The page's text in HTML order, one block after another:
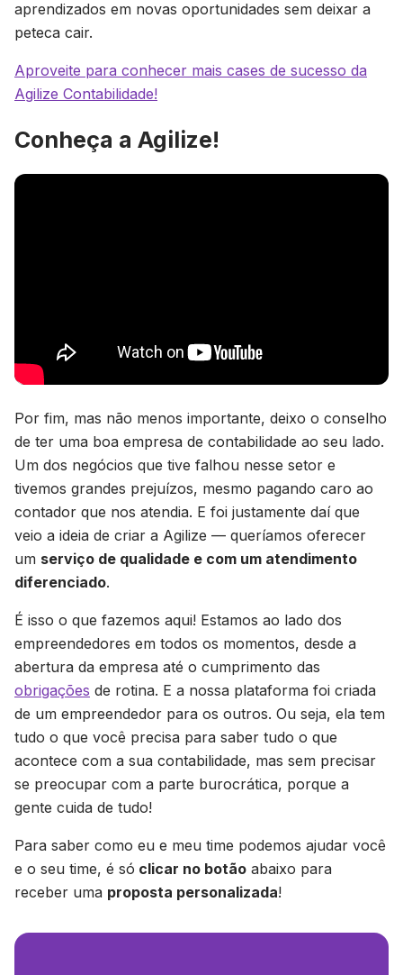
aprendizados em novas oportunidades sem deixar a
peteca cair.
Aproveite para conhecer mais cases de sucesso da
Agilize Contabilidade!
Conheça a Agilize!
Por fim, mas não menos importante, deixo o conselho
de ter uma boa empresa de contabilidade ao seu lado.
Um dos negócios que tive falhou nesse setor e
tivemos grandes prejuízos, mesmo pagando caro ao
contador que nos atendia. E foi justamente daí que
veio a ideia de criar a Agilize — queríamos oferecer
um serviço de qualidade e com um atendimento
diferenciado.
É isso o que fazemos aqui! Estamos ao lado dos
empreendedores em todos os momentos, desde a
abertura da empresa até o cumprimento das
obrigações de rotina. E a nossa plataforma foi criada
de um empreendedor para os outros. Ou seja, ela tem
tudo o que você precisa para saber tudo o que
acontece com a sua contabilidade, mas sem precisar
se preocupar com a parte burocrática, porque a
gente cuida de tudo!
Para saber como eu e meu time podemos ajudar você
e o seu time, é só clicar no botão abaixo para
receber uma proposta personalizada!